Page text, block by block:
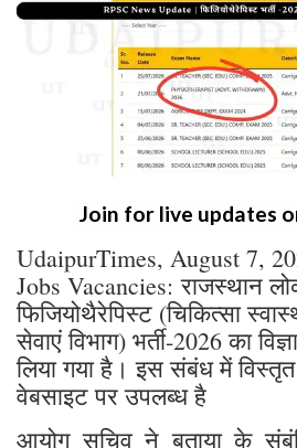
UdaipurTimes, August 7,
Jobs Vacancies: राजस्थान
फिजियोथैरेपिस्ट (चिकित्सा
सेवाएं विभाग) भर्ती-2026 का
लिया गया है। इस संबंध में
वेबसाइट पर उपलब्ध है